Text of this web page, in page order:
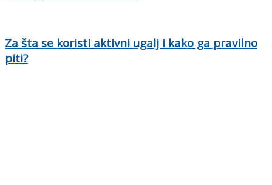
Za šta se koristi aktivni ugalj i kako ga pravilno
piti?